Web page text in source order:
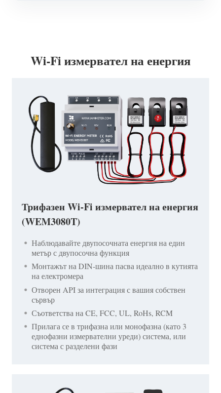
Wi-Fi измервател на енергия
Трифазен Wi-Fi измервател на енергия
(WEM3080T)
Наблюдавайте двупосочната енергия на един
метър с двупосочна функция
Монтажът на DIN-шина пасва идеално в кутията
на електромера
Отворен API за интеграция с вашия собствен
сървър
Съответства на CE, FCC, UL, RoHs, RCM
Прилага се в трифазна или монофазна (като 3
еднофазни измервателни уреди) система, или
система с разделени фази